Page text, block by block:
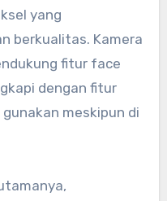
yang
berkualitas. Kamera
fitur face
dengan fitur
gunakan meskipun di